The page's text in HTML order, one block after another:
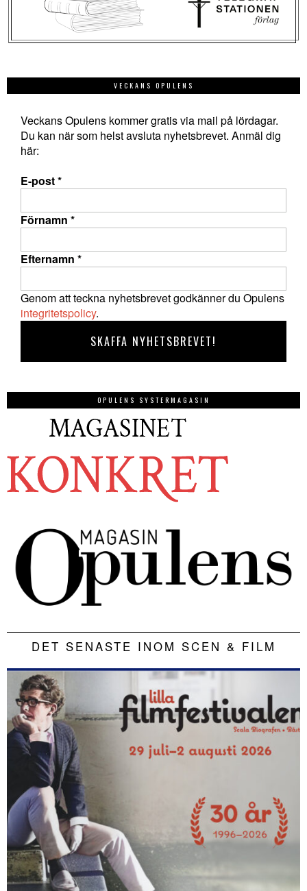
VECKANS OPULENS
Veckans Opulens kommer gratis via mail på lördagar.
Du kan när som helst avsluta nyhetsbrevet. Anmäl dig
här:
E-post*
Förnamn *
Efternamn *
Genom att teckna nyhetsbrevet godkänner du Opulens
integritetspolicy.
OPULENS SYSTERMAGASIN
DET SENASTE INOM SCEN & FILM